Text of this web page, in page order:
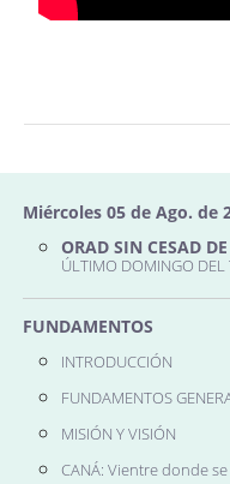
Miércoles 05 de Ago. de
ORAD SIN CESAD
ÚLTIMO DOMINGO DEL
FUNDAMENTOS
INTRODUCCIÓN
FUNDAMENTOS
MISIÓN Y VISIÓN
CANÁ: Vientre donde